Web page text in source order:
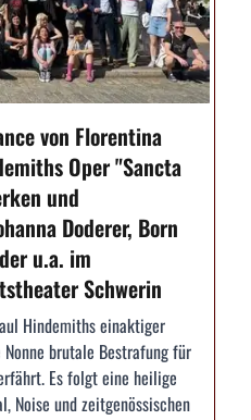
von Florentina
Oper "Sancta
und
Doderer, Born
u.a. im
Schwerin
Hindemiths einaktiger
brutale Bestrafung für
Es folgt eine heilige
Noise und zeitgenössischen